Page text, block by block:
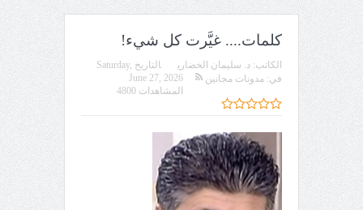
كلمات.... غيَّرت كل شيء!
الكاتب: د. سليمان الخضاري التاريخ Saturday,
June 27, 2026
في: مدونات مجانين
المشاهدات 4800